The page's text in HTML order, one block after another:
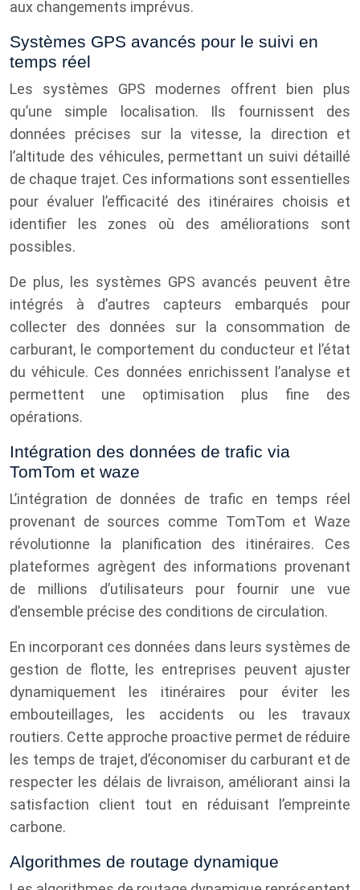
aux changements imprévus.
Systèmes GPS avancés pour le suivi en
temps réel
Les systèmes GPS modernes offrent bien plus
qu’une simple localisation. Ils fournissent des
données précises sur la vitesse, la direction et
l’altitude des véhicules, permettant un suivi détaillé
de chaque trajet. Ces informations sont essentielles
pour évaluer l’efficacité des itinéraires choisis et
identifier les zones où des améliorations sont
possibles.
De plus, les systèmes GPS avancés peuvent être
intégrés à d’autres capteurs embarqués pour
collecter des données sur la consommation de
carburant, le comportement du conducteur et l’état
du véhicule. Ces données enrichissent l’analyse et
permettent une optimisation plus fine des
opérations.
Intégration des données de trafic via
TomTom et waze
L’intégration de données de trafic en temps réel
provenant de sources comme TomTom et Waze
révolutionne la planification des itinéraires. Ces
plateformes agrègent des informations provenant
de millions d’utilisateurs pour fournir une vue
d’ensemble précise des conditions de circulation.
En incorporant ces données dans leurs systèmes de
gestion de flotte, les entreprises peuvent ajuster
dynamiquement les itinéraires pour éviter les
embouteillages, les accidents ou les travaux
routiers. Cette approche proactive permet de réduire
les temps de trajet, d’économiser du carburant et de
respecter les délais de livraison, améliorant ainsi la
satisfaction client tout en réduisant l’empreinte
carbone.
Algorithmes de routage dynamique